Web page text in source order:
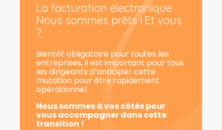
La facturation électronique
Nous sommes prêts ! Et vous
?
Bientôt obligatoire pour toutes les
entreprises, il est important pour tous
les dirigeants d’anticiper cette
mutation pour être rapidement
opérationnel.
Nous sommes à vos côtés pour
vous accompagner dans cette
transition !